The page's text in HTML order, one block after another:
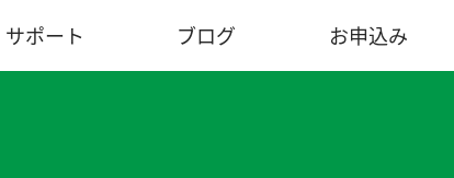
サポート ブログ お申込み